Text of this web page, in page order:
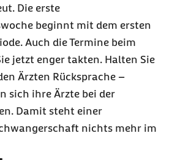
Die erste
beginnt mit dem ersten
Auch die Termine beim
jetzt enger takten. Halten Sie
Ärzten Rücksprache –
sich ihre Ärzte bei der
Damit steht einer
nichts mehr im